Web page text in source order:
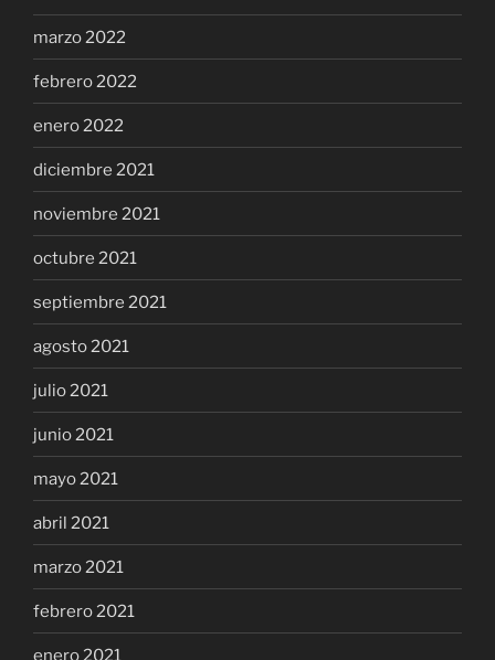
marzo 2022
febrero 2022
enero 2022
diciembre 2021
noviembre 2021
octubre 2021
septiembre 2021
agosto 2021
julio 2021
junio 2021
mayo 2021
abril 2021
marzo 2021
febrero 2021
enero 2021